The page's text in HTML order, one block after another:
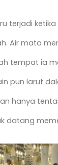
terjadi
Air mata
tempat ia
pun larut
hanya
datang